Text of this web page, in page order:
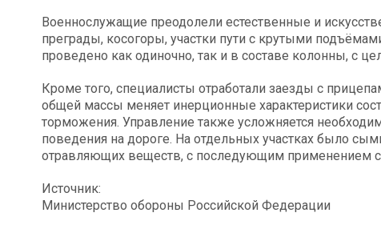
Военнослужащие преодолели естественные и
преграды, косогоры, участки пути с крутыми
проведено как одиночно, так и в составе колонны, с
Кроме того, специалисты отработали заезды с
общей массы меняет инерционные характеристики
торможения. Управление также усложняется
поведения на дороге. На отдельных участках было
отравляющих веществ, с последующим применением
Источник:
Министерство обороны Российской Федерации